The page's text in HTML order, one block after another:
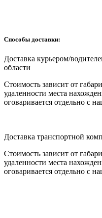
Способы доставки:
Доставка курьером/
области
Cтоимость зависит от
удаленности места
оговаривается отдельно с
Доставка транспортной
Cтоимость зависит от
удаленности места
оговаривается отдельно с